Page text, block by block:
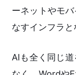
ーネットやモ
なすインフラと
AIも全く同じ